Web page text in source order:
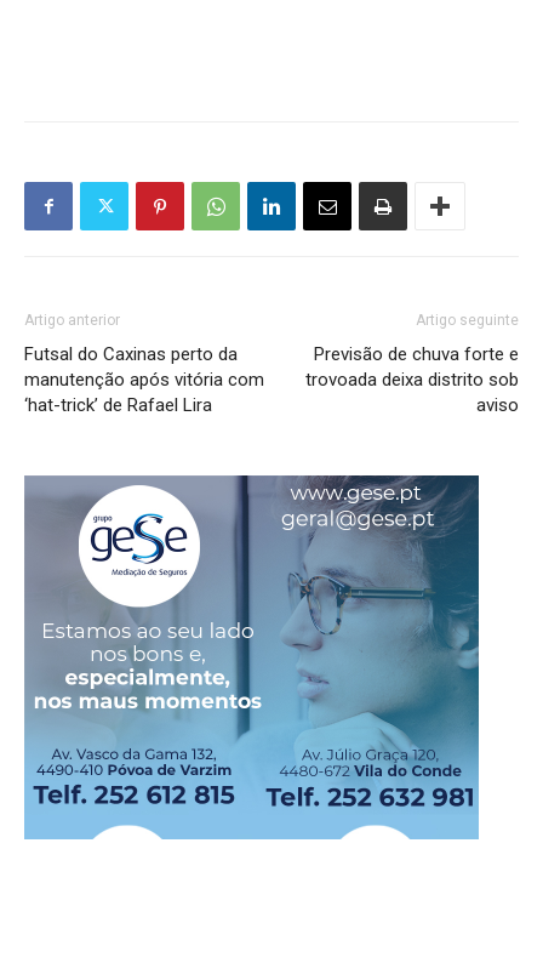
Artigo anterior
Futsal do Caxinas perto da
manutenção após vitória com
‘hat-trick’ de Rafael Lira
Artigo seguinte
Previsão de chuva forte e
trovoada deixa distrito sob
aviso